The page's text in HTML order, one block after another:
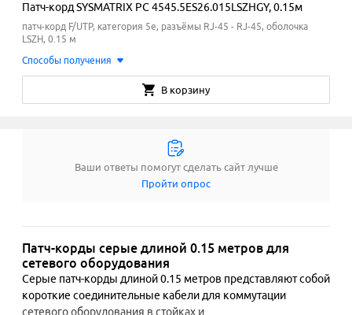
Патч-корд SYSMATRIX PC 4545.5ES26.015LSZHGY, 0.15м
патч-корд F/UTP, категория 5e, разъёмы RJ-45 - RJ-45, оболочка
LSZH, 0.15 м
Способы получения
В корзину
Ваши ответы помогут сделать сайт лучше
Пройти опрос
Патч-корды серые длиной 0.15 метров для
сетевого оборудования
Серые патч-корды длиной 0.15 метров представляют собой
короткие соединительные кабели для коммутации
сетевого оборудования в стойках и